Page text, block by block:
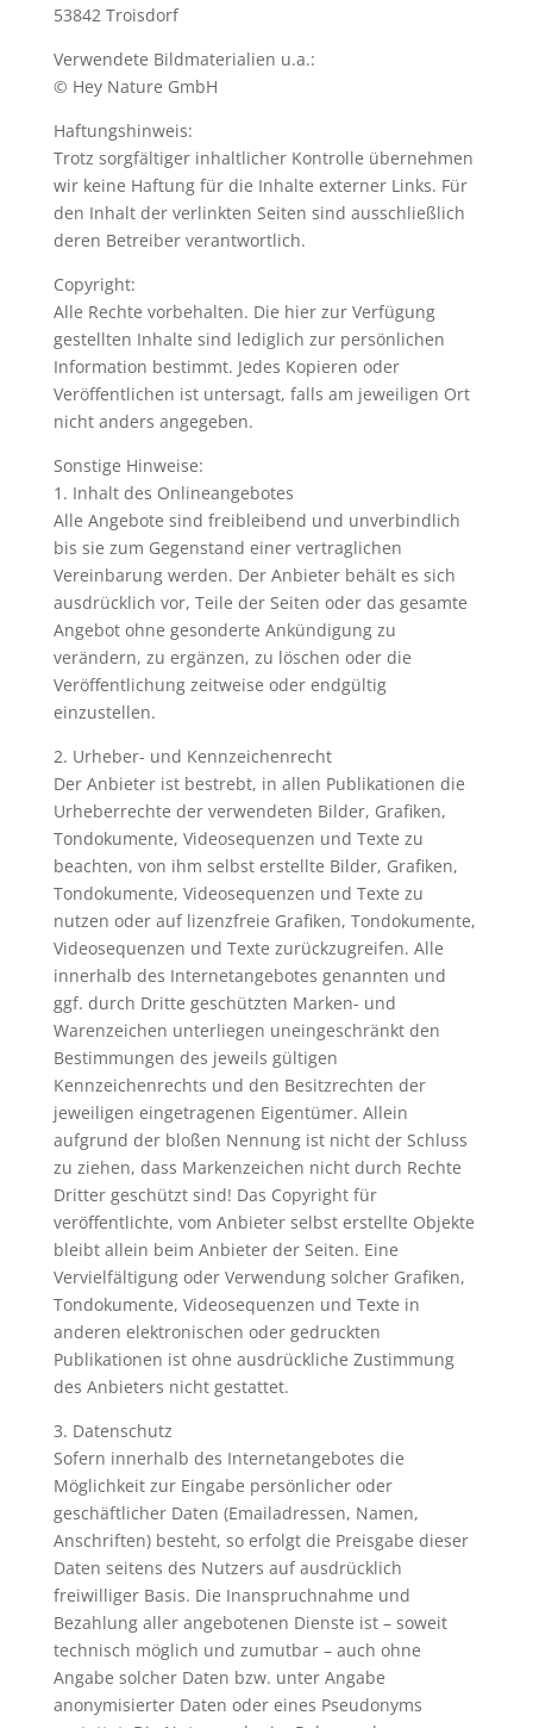
53842 Troisdorf
Verwendete Bildmaterialien u.a.:
© Hey Nature GmbH
Haftungshinweis:
Trotz sorgfältiger inhaltlicher Kontrolle übernehmen
wir keine Haftung für die Inhalte externer Links. Für
den Inhalt der verlinkten Seiten sind ausschließlich
deren Betreiber verantwortlich.
Copyright:
Alle Rechte vorbehalten. Die hier zur Verfügung
gestellten Inhalte sind lediglich zur persönlichen
Information bestimmt. Jedes Kopieren oder
Veröffentlichen ist untersagt, falls am jeweiligen Ort
nicht anders angegeben.
Sonstige Hinweise:
1. Inhalt des Onlineangebotes
Alle Angebote sind freibleibend und unverbindlich
bis sie zum Gegenstand einer vertraglichen
Vereinbarung werden. Der Anbieter behält es sich
ausdrücklich vor, Teile der Seiten oder das gesamte
Angebot ohne gesonderte Ankündigung zu
verändern, zu ergänzen, zu löschen oder die
Veröffentlichung zeitweise oder endgültig
einzustellen.
2. Urheber- und Kennzeichenrecht
Der Anbieter ist bestrebt, in allen Publikationen die
Urheberrechte der verwendeten Bilder, Grafiken,
Tondokumente, Videosequenzen und Texte zu
beachten, von ihm selbst erstellte Bilder, Grafiken,
Tondokumente, Videosequenzen und Texte zu
nutzen oder auf lizenzfreie Grafiken, Tondokumente,
Videosequenzen und Texte zurückzugreifen. Alle
innerhalb des Internetangebotes genannten und
ggf. durch Dritte geschützten Marken- und
Warenzeichen unterliegen uneingeschränkt den
Bestimmungen des jeweils gültigen
Kennzeichenrechts und den Besitzrechten der
jeweiligen eingetragenen Eigentümer. Allein
aufgrund der bloßen Nennung ist nicht der Schluss
zu ziehen, dass Markenzeichen nicht durch Rechte
Dritter geschützt sind! Das Copyright für
veröffentlichte, vom Anbieter selbst erstellte Objekte
bleibt allein beim Anbieter der Seiten. Eine
Vervielfältigung oder Verwendung solcher Grafiken,
Tondokumente, Videosequenzen und Texte in
anderen elektronischen oder gedruckten
Publikationen ist ohne ausdrückliche Zustimmung
des Anbieters nicht gestattet.
3. Datenschutz
Sofern innerhalb des Internetangebotes die
Möglichkeit zur Eingabe persönlicher oder
geschäftlicher Daten (Emailadressen, Namen,
Anschriften) besteht, so erfolgt die Preisgabe dieser
Daten seitens des Nutzers auf ausdrücklich
freiwilliger Basis. Die Inanspruchnahme und
Bezahlung aller angebotenen Dienste ist – soweit
technisch möglich und zumutbar – auch ohne
Angabe solcher Daten bzw. unter Angabe
anonymisierter Daten oder eines Pseudonyms